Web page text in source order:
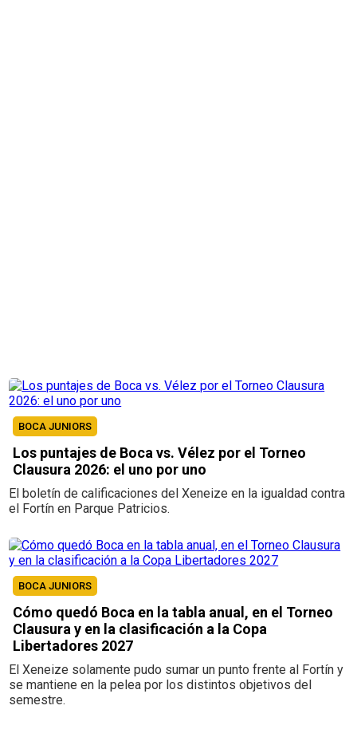
BOCA JUNIORS
Los puntajes de Boca vs. Vélez por el Torneo
Clausura 2026: el uno por uno
El boletín de calificaciones del Xeneize en la igualdad contra
el Fortín en Parque Patricios.
BOCA JUNIORS
Cómo quedó Boca en la tabla anual, en el Torneo
Clausura y en la clasificación a la Copa
Libertadores 2027
El Xeneize solamente pudo sumar un punto frente al Fortín y
se mantiene en la pelea por los distintos objetivos del
semestre.